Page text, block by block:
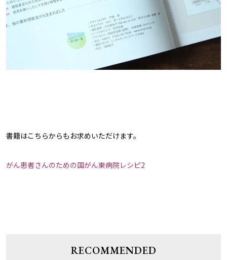
書籍はこちらからもお求めいただけます。
がん患者さんのための国がん東病院レシピ2
RECOMMENDED